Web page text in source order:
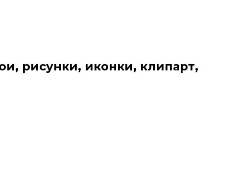
рисунки, иконки, клипарт,